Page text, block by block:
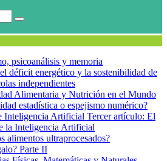
psicoanálisis y memoria
déficit energético y la sostenibilidad de
independientes
Alimentaria y Nutrición en el Mundo
estadística o espejismo numérico?
Inteligencia Artificial Tercer artículo: El
la Inteligencia Artificial
alimentos ultraprocesados?
Parte II